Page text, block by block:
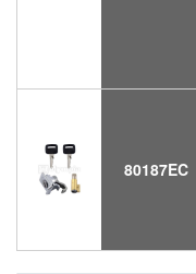
80187EC